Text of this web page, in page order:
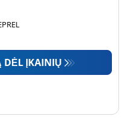
DĖL ĮKAINIŲ